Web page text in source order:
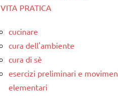
VITA PRATICA
cucinare
cura dell'ambiente
cura di sè
esercizi preliminari e
elementari